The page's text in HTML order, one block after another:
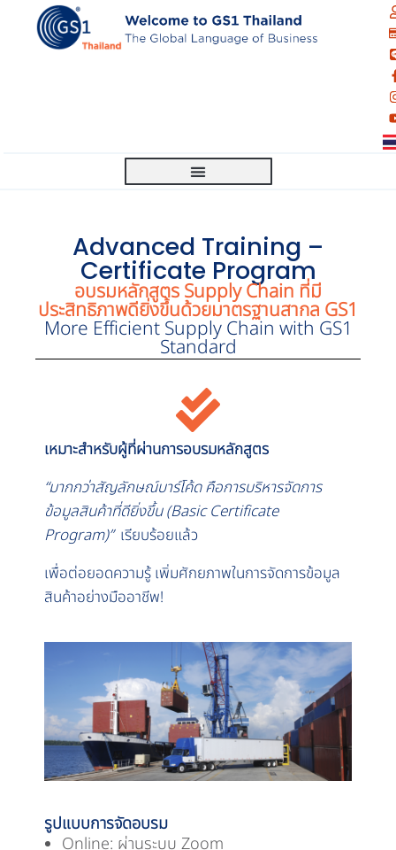
Advanced Training –
Certificate Program
อบรมหลักสูตร Supply Chain ที่มี
ประสิทธิภาพดียิ่งขึ้นด้วยมาตรฐานสากล GS1
More Efficient Supply Chain with GS1
Standard
เหมาะสำหรับผู้ที่ผ่านการอบรมหลักสูตร
“มากกว่าสัญลักษณ์บาร์โค้ด คือการบริหารจัดการ
ข้อมูลสินค้าที่ดียิ่งขึ้น (Basic Certificate
Program)”เรียบร้อยแล้ว
เพื่อต่อยอดความรู้ เพิ่มศักยภาพในการจัดการข้อมูล
สินค้าอย่างมืออาชีพ!
รูปแบบการจัดอบรม
Online: ผ่านระบบ Zoom